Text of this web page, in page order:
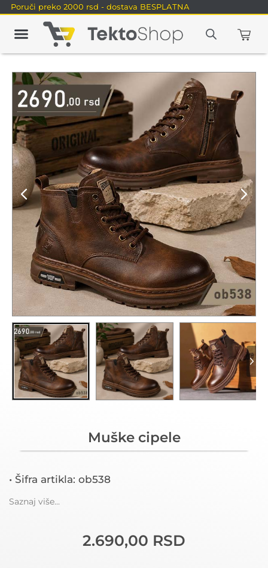
Poruči preko 2000 rsd - dostava BESPLATNA
Muške cipele
• Šifra artikla: ob538
Saznaj više...
2.690,00 RSD